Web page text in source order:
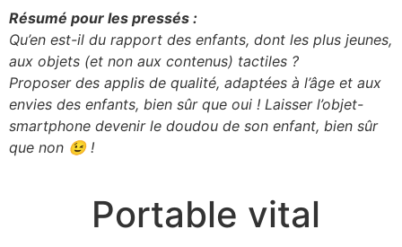
Résumé pour les pressés :
Qu’en est-il du rapport des enfants, dont les plus jeunes,
aux objets (et non aux contenus) tactiles ?
Proposer des applis de qualité, adaptées à l’âge et aux
envies des enfants, bien sûr que oui ! Laisser l’objet-
smartphone devenir le doudou de son enfant, bien sûr
que non 😉 !
Portable vital